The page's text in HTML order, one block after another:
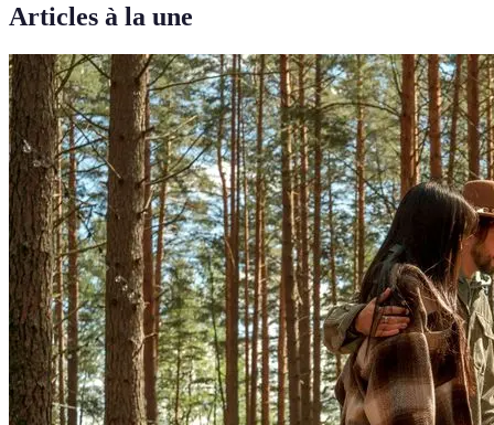
Articles à la une